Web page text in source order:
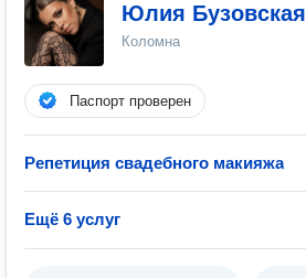
Юлия Бузовская
Коломна
Паспорт проверен
Репетиция свадебного макияжа
Ещё 6 услуг